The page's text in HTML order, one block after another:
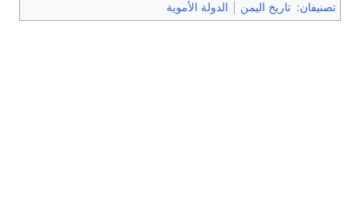
تصنيفان: تاريخ اليمن الدولة الأموية